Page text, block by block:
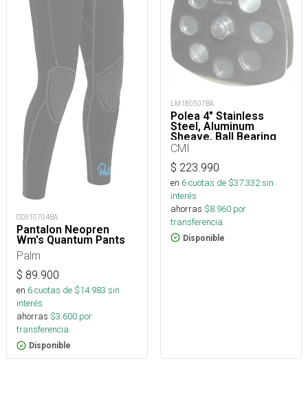
OD310704BA
Pantalon Neopren
Wm's Quantum Pants
Palm
$ 89.900
en 6cuotas de $14.983 sin
interés
ahorras $3.600 por
transferencia.
Disponible
LM180507BA
Polea 4" Stainless
Steel, Aluminum
Sheave, Ball Bearing
CMI
$ 223.990
en 6cuotas de $37.332sin
interés
ahorras $8.960 por
transferencia.
Disponible